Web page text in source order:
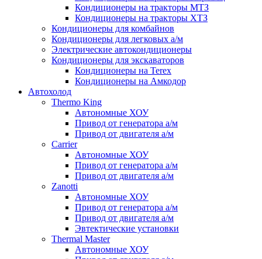
Кондиционеры на тракторы МТЗ
Кондиционеры на тракторы ХТЗ
Кондиционеры для комбайнов
Кондиционеры для легковых а/м
Электрические автокондиционеры
Кондиционеры для экскаваторов
Кондиционеры на Terex
Кондиционеры на Амкодор
Автохолод
Thermo King
Автономные ХОУ
Привод от генератора а/м
Привод от двигателя а/м
Carrier
Автономные ХОУ
Привод от генератора а/м
Привод от двигателя а/м
Zanotti
Автономные ХОУ
Привод от генератора а/м
Привод от двигателя а/м
Эвтектические установки
Thermal Master
Автономные ХОУ